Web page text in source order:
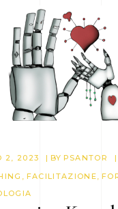
2, 2023 BY PSANTOR
, FACILITAZIONE,